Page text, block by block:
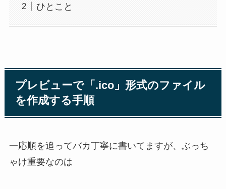
ひとこと
プレビューで「.ico」形式のファイル
を作成する手順
一応順を追ってバカ丁寧に書いてますが、ぶっち
ゃけ重要なのは